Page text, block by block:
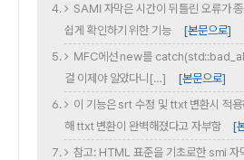
SAMI 자막은 시간이 뒤틀린 오류가
쉽게 확인하기 위한 기능
[본문으로]
MFC에선 new를
걸 이제야 알았다니[…]
[본문으로]
이 기능은 srt 수정 및 ttxt 변환시 적용
해 ttxt 변환이 완벽해졌다고 자부함
[
참고: HTML 표준을 기초로한 smi